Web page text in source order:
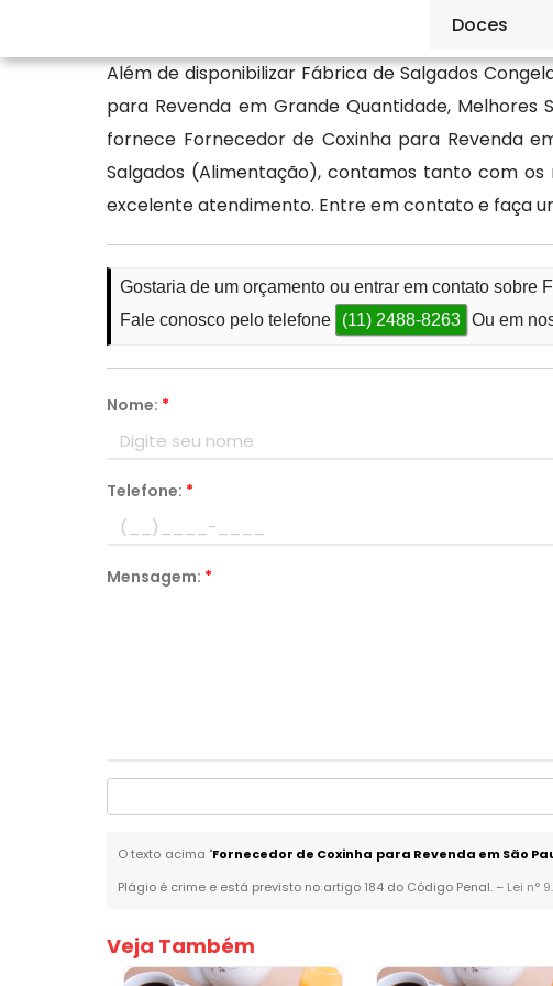
Doces
Além de disponibilizar Fábrica de Salgados
para Revenda em Grande Quantidade, Melhores
fornece Fornecedor de Coxinha para Revenda
Salgados (Alimentação), contamos tanto com
excelente atendimento. Entre em contato e faça
Gostaria de um orçamento ou entrar em contato
Fale conosco pelo telefone
(11) 2488-8263 Ou em
Nome: *
Telefone: *
Mensagem: *
O texto acima "Fornecedor de Coxinha para Revenda em São
Plágio é crime e está previsto no artigo 184 do Código Penal. – Lei n°
Veja Também